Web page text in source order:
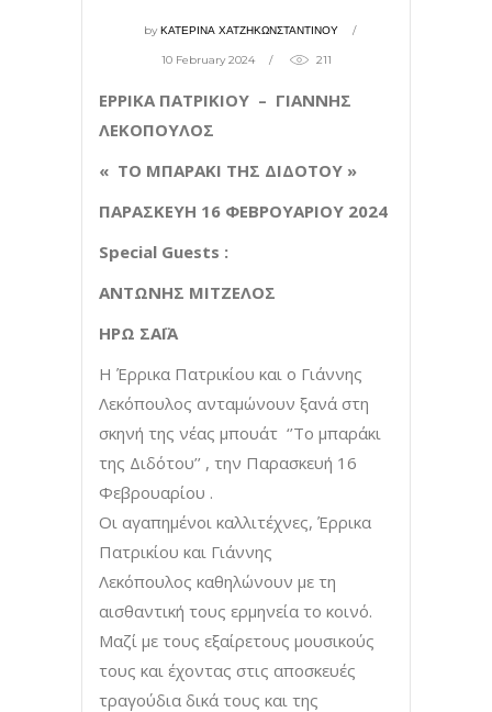
byΚΑΤΕΡΙΝΑ ΧΑΤΖΗΚΩΝΣΤΑΝΤΙΝΟΥ
10 February 2024 211
ΕΡΡΙΚΑ ΠΑΤΡΙΚΙΟΥ – ΓΙΑΝΝΗΣ
ΛΕΚΟΠΟΥΛΟΣ
« ΤΟ ΜΠΑΡΑΚΙ ΤΗΣ ΔΙΔΟΤΟΥ »
ΠΑΡΑΣΚΕΥΗ 16 ΦΕΒΡΟΥΑΡΙΟΥ 2024
Special Guests :
ΑΝΤΩΝΗΣ ΜΙΤΖΕΛΟΣ
ΗΡΩ ΣΑΪΑ
Η Έρρικα Πατρικίου και ο Γιάννης
Λεκόπουλος ανταμώνουν ξανά στη
σκηνή της νέας μπουάτ ‘’Το μπαράκι
της Διδότου’’ , την Παρασκευή 16
Φεβρουαρίου .
Οι αγαπημένοι καλλιτέχνες, Έρρικα
Πατρικίου και Γιάννης
Λεκόπουλος καθηλώνουν με τη
αισθαντική τους ερμηνεία το κοινό.
Μαζί με τους εξαίρετους μουσικούς
τους και έχοντας στις αποσκευές
τραγούδια δικά τους και της